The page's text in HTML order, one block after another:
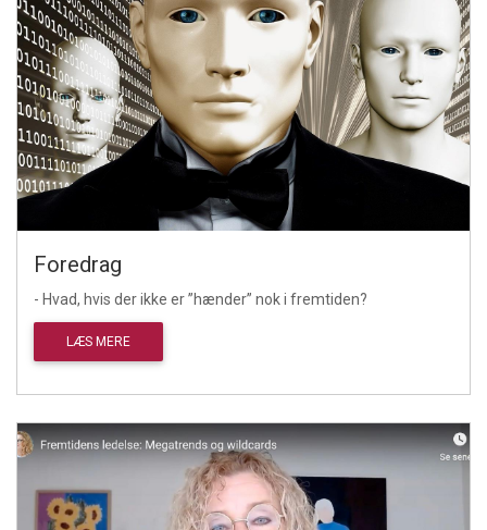
Foredrag
- Hvad, hvis der ikke er ”hænder” nok i fremtiden?
LÆS MERE